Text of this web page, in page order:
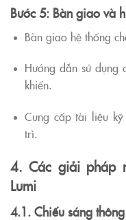
Bước 5: Bàn giao và
Bàn giao hệ thống
Hướng dẫn sử dụng
khiển.
Cung cấp tài liệu
trì.
4. Các giải pháp
Lumi
4.1. Chiếu sáng